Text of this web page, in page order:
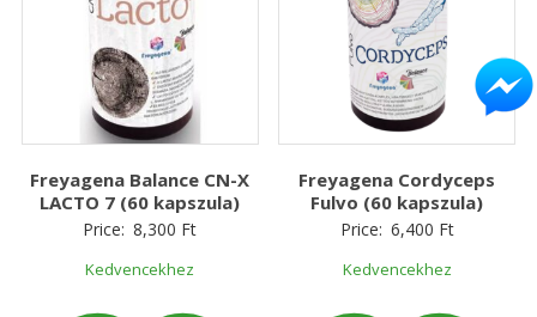
Freyagena Balance CN-X
LACTO 7 (60 kapszula)
Price: 8,300 Ft
Kedvencekhez
Freyagena Cordyceps
Fulvo (60 kapszula)
Price: 6,400 Ft
Kedvencekhez